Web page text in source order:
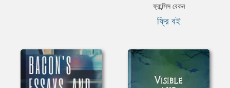
ফ্রান্সিস বেকন
ফ্রি বই